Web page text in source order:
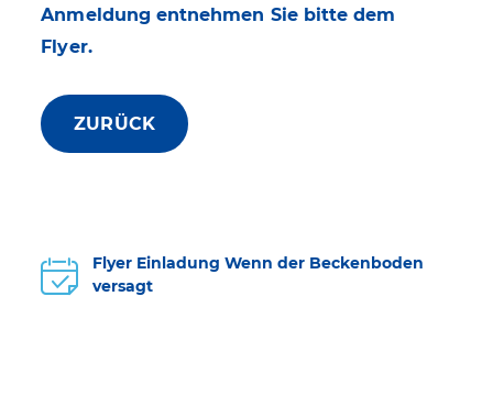
Anmeldung entnehmen Sie bitte dem
Flyer.
ZURÜCK
Flyer Einladung Wenn der Beckenboden
versagt